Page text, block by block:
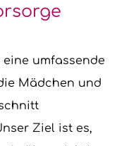
eine umfassende
Mädchen und
Ziel ist es,